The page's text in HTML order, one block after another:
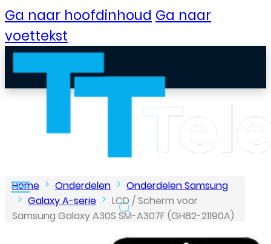
Ga naar hoofdinhoud Ga naar
voettekst
B2B Portaal
Home Onderdelen
Onderdelen Samsung
Galaxy A-serie
LCD / Scherm voor
Samsung Galaxy A30S SM-A307F (GH82-21190A)